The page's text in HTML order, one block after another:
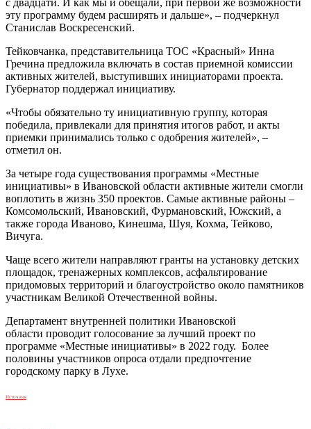
с двадцати. И как мы и обещали, при первой же возможности
эту программу будем расширять и дальше», – подчеркнул
Станислав Воскресенский.
Тейковчанка, представительница ТОС «Красный» Инна
Гречина предложила включать в состав приемной комиссии
активных жителей, выступивших инициаторами проекта.
Губернатор поддержал инициативу.
«Чтобы обязательно ту инициативную группу, которая
победила, привлекали для принятия итогов работ, и акты
приемки принимались только с одобрения жителей», –
отметил он.
За четыре года существования программы «Местные
инициативы» в Ивановской области активные жители смогли
воплотить в жизнь 350 проектов. Самые активные районы –
Комсомольский, Ивановский, Фурмановский, Южский, а
также города Иваново, Кинешма, Шуя, Кохма, Тейково,
Вичуга.
Чаще всего жители направляют гранты на установку детских
площадок, тренажерных комплексов, асфальтирование
придомовых территорий и благоустройство около памятников
участникам Великой Отечественной войны.
Департамент внутренней политики Ивановской
области проводит голосование за лучший проект по
программе «Местные инициативы» в 2022 году. Более
половины участников опроса отдали предпочтение
городскому парку в Лухе.
Источник